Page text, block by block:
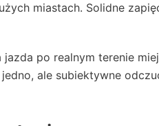
miastach. Solidne
po realnym terenie
ale subiektywne